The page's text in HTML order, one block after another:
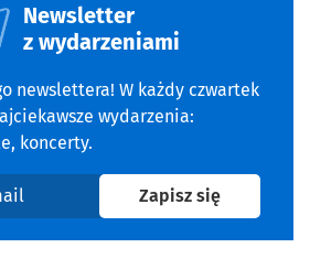
Newsletter
z wydarzeniami
newslettera! W każdy czwartek
wydarzenia:
koncerty.
Zapisz sięna